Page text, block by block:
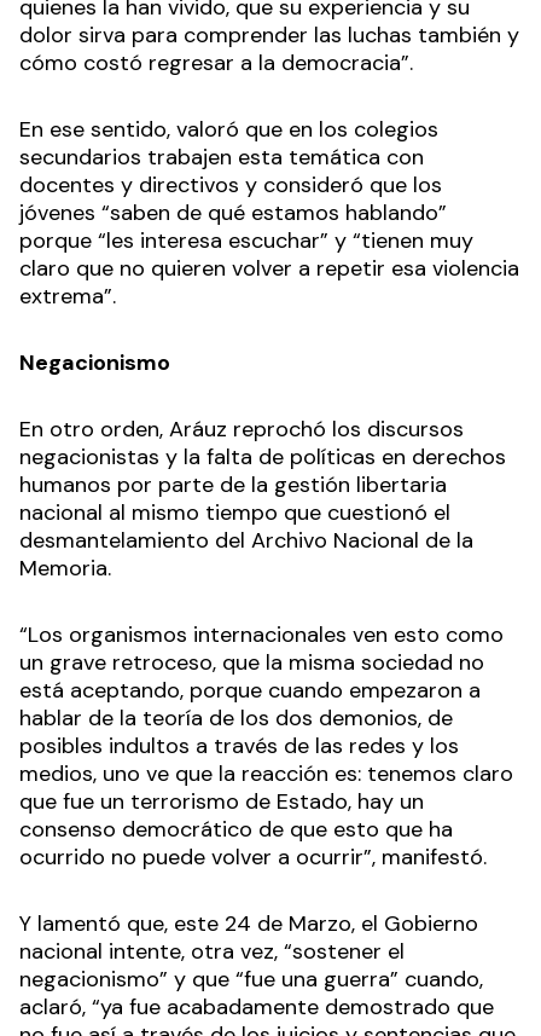
quienes la han vivido, que su experiencia y su
dolor sirva para comprender las luchas también y
cómo costó regresar a la democracia”.
En ese sentido, valoró que en los colegios
secundarios trabajen esta temática con
docentes y directivos y consideró que los
jóvenes “saben de qué estamos hablando”
porque “les interesa escuchar” y “tienen muy
claro que no quieren volver a repetir esa violencia
extrema”.
Negacionismo
En otro orden, Aráuz reprochó los discursos
negacionistas y la falta de políticas en derechos
humanos por parte de la gestión libertaria
nacional al mismo tiempo que cuestionó el
desmantelamiento del Archivo Nacional de la
Memoria.
“Los organismos internacionales ven esto como
un grave retroceso, que la misma sociedad no
está aceptando, porque cuando empezaron a
hablar de la teoría de los dos demonios, de
posibles indultos a través de las redes y los
medios, uno ve que la reacción es: tenemos claro
que fue un terrorismo de Estado, hay un
consenso democrático de que esto que ha
ocurrido no puede volver a ocurrir”, manifestó.
Y lamentó que, este 24 de Marzo, el Gobierno
nacional intente, otra vez, “sostener el
negacionismo” y que “fue una guerra” cuando,
aclaró, “ya fue acabadamente demostrado que